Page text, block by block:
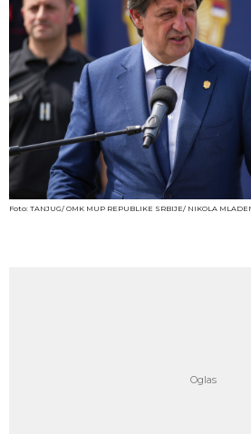
Foto: TANJUG/ OMK MUP REPUBLIKE SRBIJE/ NIKOLA